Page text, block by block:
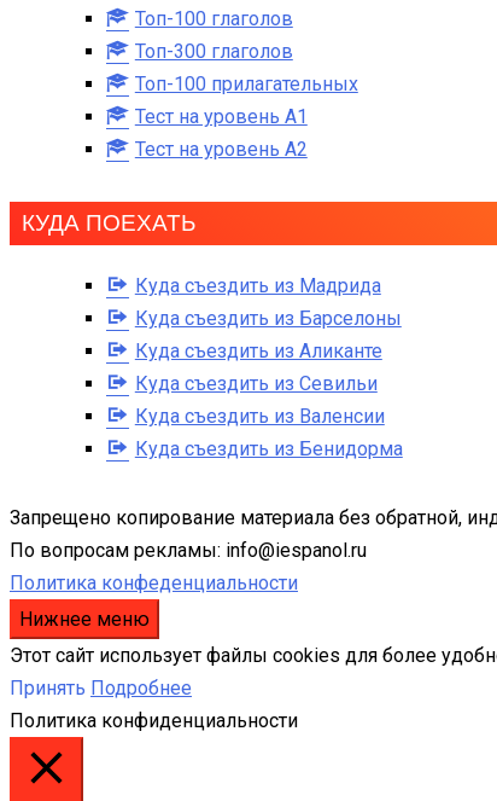
Топ-100 глаголов
Топ-300 глаголов
Топ-100 прилагательных
Тест на уровень A1
Тест на уровень A2
КУДА ПОЕХАТЬ
Куда съездить из Мадрида
Куда съездить из Барселоны
Куда съездить из Аликанте
Куда съездить из Севильи
Куда съездить из Валенсии
Куда съездить из Бенидорма
Запрещено копирование материала без обратной,
По вопросам рекламы: info@iespanol.ru
Политика конфеденциальности
Нижнее меню
Этот сайт использует файлы cookies для более
Принять Подробнее
Политика конфиденциальности